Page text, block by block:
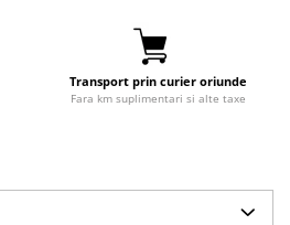
Transport prin curier oriunde
Fara km suplimentari si alte taxe